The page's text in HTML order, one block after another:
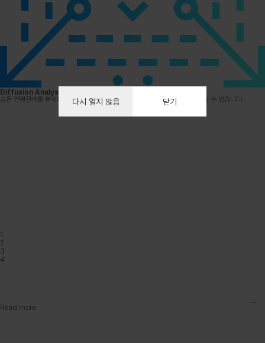
Diffusion Analysis
숨은 연결관계를 분석하여 정보, 소문, 바이러스 등의 확산경로와 범위를 추정할 수 있습니다.
1
2
3
4
Read more
다시 열지 않음 닫기